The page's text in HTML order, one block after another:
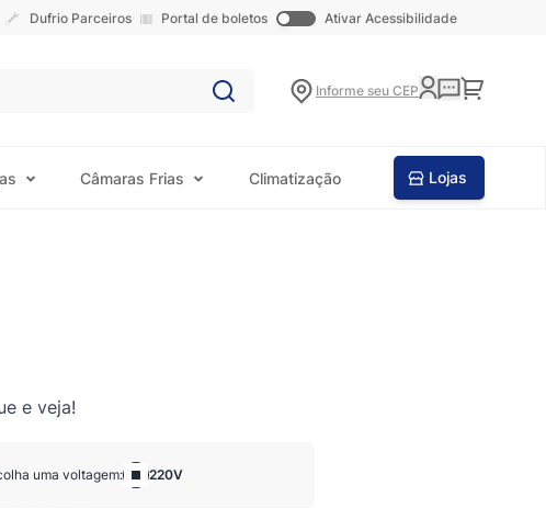
Dufrio Parceiros Portal de boletos Ativar Acessibilidade
Informe seu CEP Carrinho
Câmaras Frias Climatização Lojas
e veja!
uma voltagem: 220V